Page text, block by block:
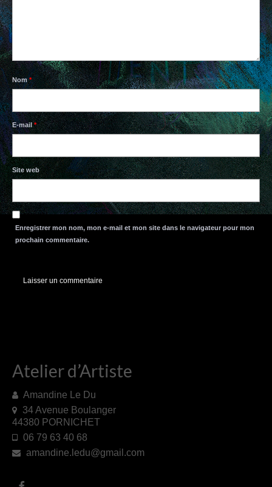
Nom*
E-mail*
Site web
Enregistrer mon nom, mon e-mail et mon site dans le navigateur pour mon
prochain commentaire.
Atelier d’Artiste
Amandine Le Du
34 Avenue Boulanger
44380 PORNICHET
06 79 63 40 68
amandine.ledu@gmail.com